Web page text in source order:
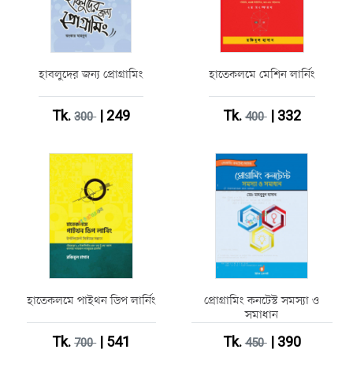
হাবলুদের জন্য প্রোগ্রামিং
Tk.300| 249
হাতেকলমে মেশিন লার্নিং
Tk.400| 332
হাতেকলমে পাইথন ডিপ লার্নিং
Tk.700| 541
প্রোগ্রামিং কনটেস্ট সমস্যা ও
সমাধান
Tk.450| 390